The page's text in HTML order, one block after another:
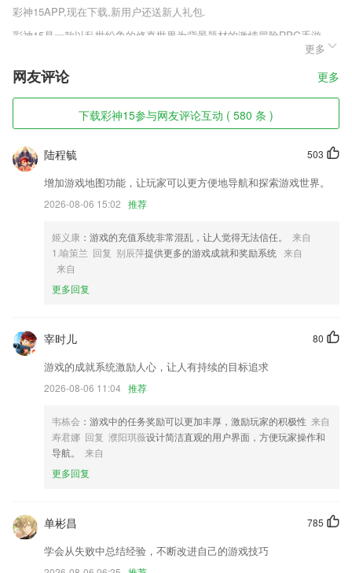
彩神15APP,现在下载,新用户还送新人礼包.
彩神15是一款以乱世纷争的修真世界为背景题材的激情冒险RPG手游，
精致热血的游戏画面，经典的武林江湖世界，江湖武侠群雄纷争，谱写出
新的武侠修真故事，倚天群侠传最新版多样刺激有趣的对战活动，玩家可
以自由的选择，完成不同的副本挑战，可以获得不同的游戏物资材料，使
用这些物资打造专属的神装武器。
彩神15软件特色
1,一键收藏课程，我的课堂随时查找
2,批量文字识别：多张图片同时进行文字识别
3,界面简单，操作方便，打开手机即可快速匹配家里的空调、电视，让您
体会到真正的方便。
4,拥有非常智能的系统，可以让用户高效、流畅的进行文字输入;
5,方便快捷易收藏，难度主题量身定制。
6,你可以通过浏览、分享、打开方式来添加照片隐藏，让隐藏变得方便快
1.包含了各种各样的类型，让用户在这里可以自由的进行选择，非常的高
2..无需联网，离线查阅
3.·软件自带丰富知识课程，家长可以为孩子定制学习任务计划
4.在线学习海量优质的教学辅导资源，所有内容全覆盖，多种课程在线学
5.智能复习，只有最需要复习的单词，才会提示您需要复习，帮助您省去
6.知识学习，智力开发，止啼哄睡，应有尽有，习惯培养，性格养成！
彩神15更新了什么?
添加函数曲线和函数曲面建模功能.
更多
网友评论 更多
下载彩神15参与网友评论互动 ( 580 条 )
503
陆程毓
增加游戏地图功能，让玩家可以更方便地导航和探索游戏世界。
2026-08-06 15:02 推荐
姬义康 ：游戏的充值系统非常混乱，让人觉得无法信任。
来自
1.喻策兰 回复 别辰萍提供更多的游戏成就和奖励系统 来自
来自
更多回复
80
宰时儿
游戏的成就系统激励人心，让人有持续的目标追求
2026-08-06 11:04 推荐
韦栋会 ：游戏中的任务奖励可以更加丰厚，激励玩家的积极性 来自
寿君娜 回复 濮阳琪薇设计简洁直观的用户界面，方便玩家操作和
导航。
来自
更多回复
785
单彬昌
学会从失败中总结经验，不断改进自己的游戏技巧